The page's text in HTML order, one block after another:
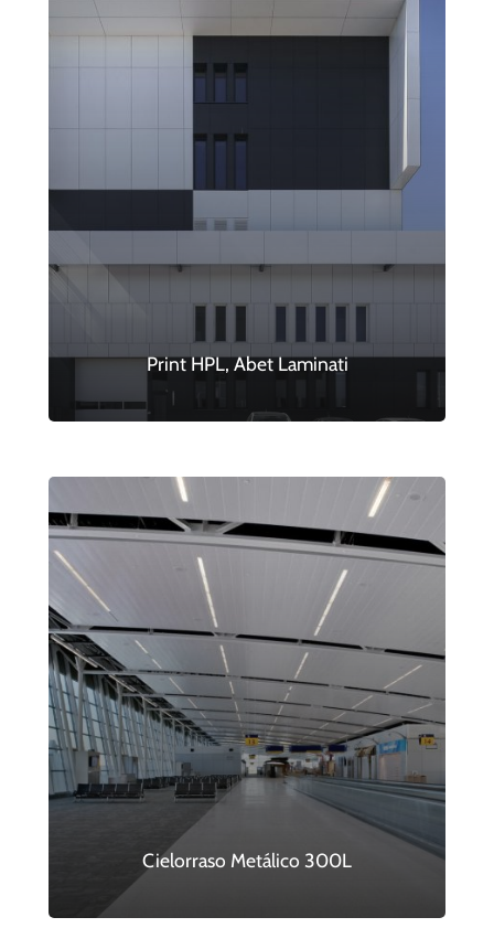
Print HPL, Abet Laminati
Cielorraso Metálico 300L